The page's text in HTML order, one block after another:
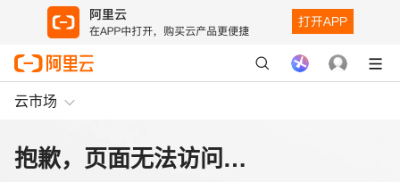
云市场
抱歉，页面无法访问…